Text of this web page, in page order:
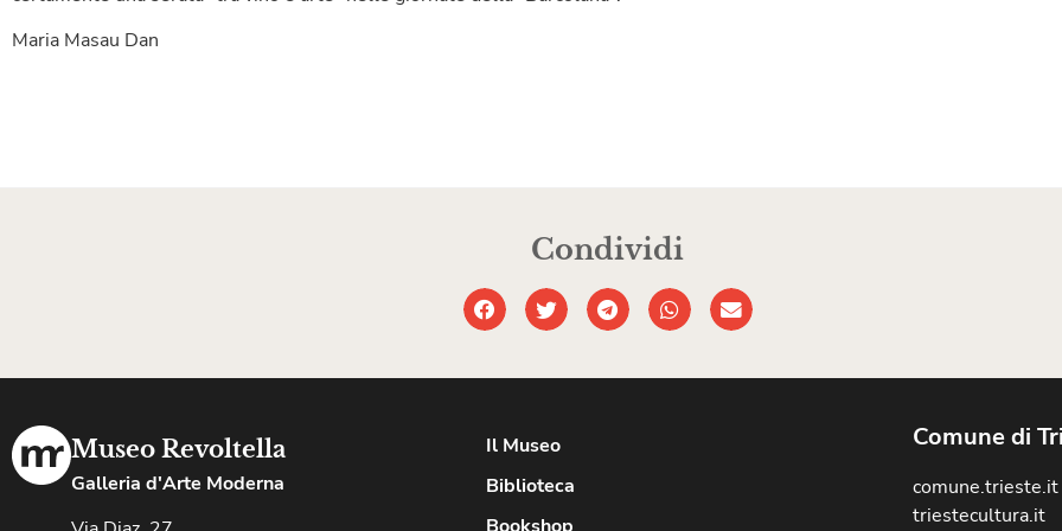
Maria Masau Dan
Condividi
Museo Revoltella
Galleria d'Arte Moderna
Il Museo
Biblioteca
Comune di
comune.trieste.it
triestecultura.it